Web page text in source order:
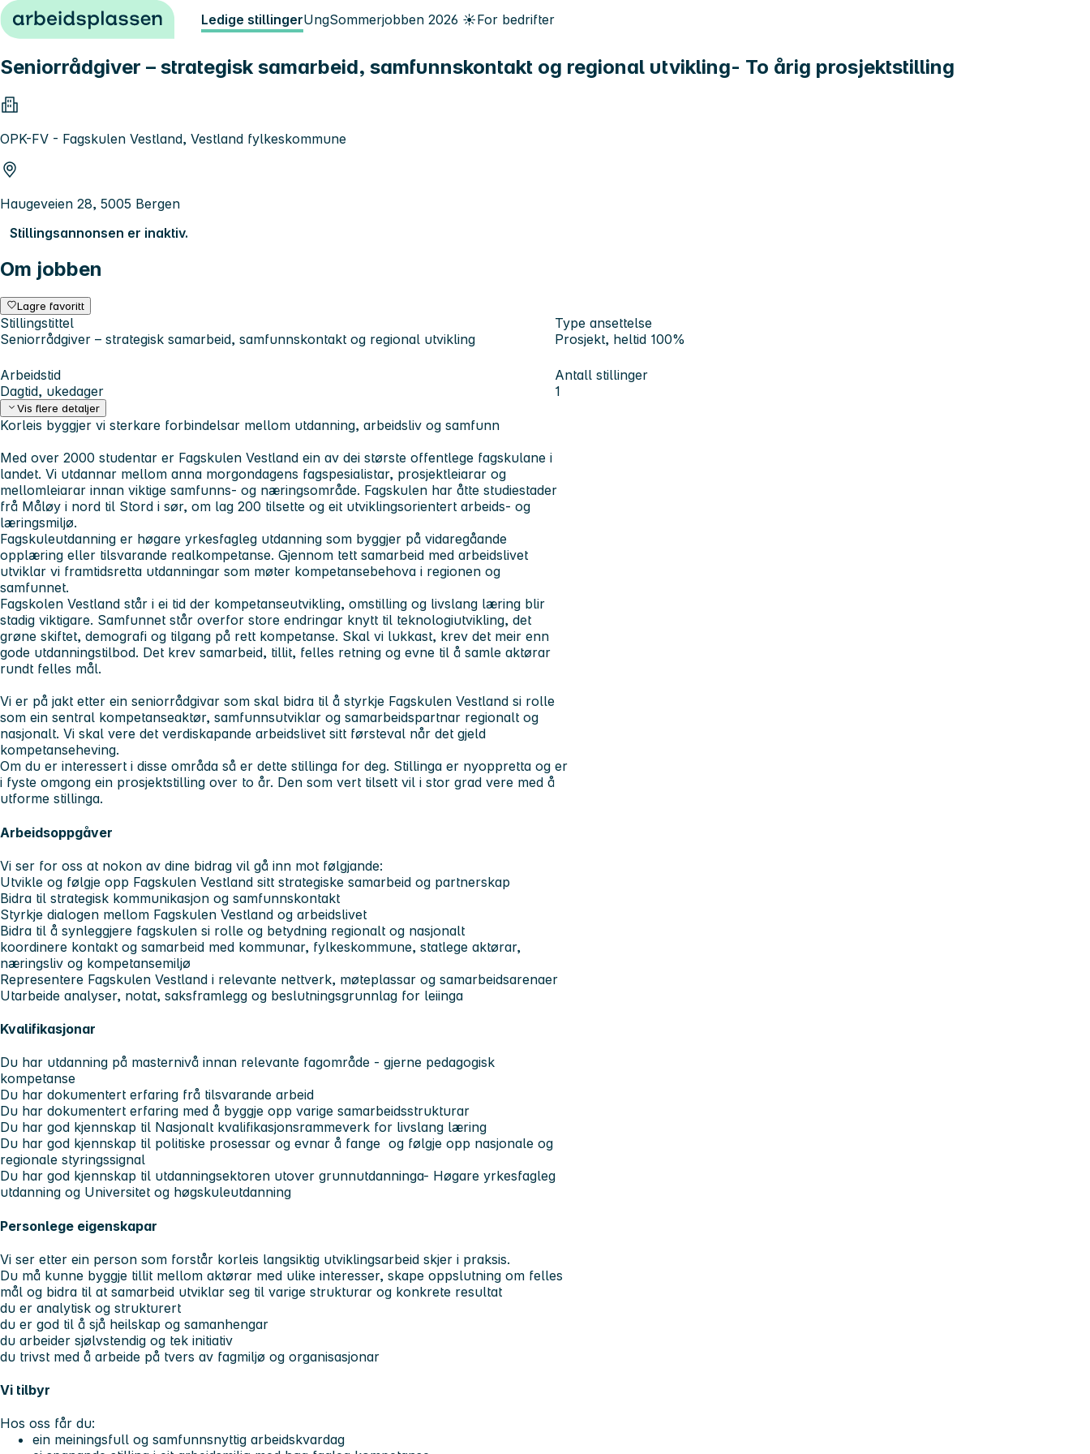
Hopp til innhold Ledige stillingerUngSommerjobben 2026 ☀️For bedrifter
Seniorrådgiver – strategisk samarbeid, samfunnskontakt og regional utvikling- To årig prosjektstilling
OPK-FV - Fagskulen Vestland, Vestland fylkeskommune
Haugeveien 28, 5005 Bergen
Stillingsannonsen er inaktiv.
Om jobben
Lagre favoritt
Stillingstittel
Seniorrådgiver – strategisk samarbeid, samfunnskontakt og regional utvikling
Type ansettelse
Prosjekt, heltid 100%
Arbeidstid
Dagtid, ukedager
Antall stillinger
1
Vis flere detaljer
Korleis byggjer vi sterkare forbindelsar mellom utdanning, arbeidsliv og samfunn
Med over 2000 studentar er Fagskulen Vestland ein av dei største offentlege fagskulane i
landet. Vi utdannar mellom anna morgondagens fagspesialistar, prosjektleiarar og
mellomleiarar innan viktige samfunns- og næringsområde. Fagskulen har åtte studiestader
frå Måløy i nord til Stord i sør, om lag 200 tilsette og eit utviklingsorientert arbeids- og
læringsmiljø.
Fagskuleutdanning er høgare yrkesfagleg utdanning som byggjer på vidaregåande
opplæring eller tilsvarande realkompetanse. Gjennom tett samarbeid med arbeidslivet
utviklar vi framtidsretta utdanningar som møter kompetansebehova i regionen og
samfunnet.
Fagskolen Vestland står i ei tid der kompetanseutvikling, omstilling og livslang læring blir
stadig viktigare. Samfunnet står overfor store endringar knytt til teknologiutvikling, det
grøne skiftet, demografi og tilgang på rett kompetanse. Skal vi lukkast, krev det meir enn
gode utdanningstilbod. Det krev samarbeid, tillit, felles retning og evne til å samle aktørar
rundt felles mål.
Vi er på jakt etter ein seniorrådgivar som skal bidra til å styrkje Fagskulen Vestland si rolle
som ein sentral kompetanseaktør, samfunnsutviklar og samarbeidspartnar regionalt og
nasjonalt. Vi skal vere det verdiskapande arbeidslivet sitt førsteval når det gjeld
kompetanseheving.
Om du er interessert i disse områda så er dette stillinga for deg. Stillinga er nyoppretta og er
i fyste omgong ein prosjektstilling over to år. Den som vert tilsett vil i stor grad vere med å
utforme stillinga.
Arbeidsoppgåver
Vi ser for oss at nokon av dine bidrag vil gå inn mot følgjande:
Utvikle og følgje opp Fagskulen Vestland sitt strategiske samarbeid og partnerskap
Bidra til strategisk kommunikasjon og samfunnskontakt
Styrkje dialogen mellom Fagskulen Vestland og arbeidslivet
Bidra til å synleggjere fagskulen si rolle og betydning regionalt og nasjonalt
koordinere kontakt og samarbeid med kommunar, fylkeskommune, statlege aktørar,
næringsliv og kompetansemiljø
Representere Fagskulen Vestland i relevante nettverk, møteplassar og samarbeidsarenaer
Utarbeide analyser, notat, saksframlegg og beslutningsgrunnlag for leiinga
Kvalifikasjonar
Du har utdanning på masternivå innan relevante fagområde - gjerne pedagogisk
kompetanse
Du har dokumentert erfaring frå tilsvarande arbeid
Du har dokumentert erfaring med å byggje opp varige samarbeidsstrukturar
Du har god kjennskap til Nasjonalt kvalifikasjonsrammeverk for livslang læring
Du har god kjennskap til politiske prosessar og evnar å fange og følgje opp nasjonale og
regionale styringssignal
Du har god kjennskap til utdanningsektoren utover grunnutdanninga- Høgare yrkesfagleg
utdanning og Universitet og høgskuleutdanning
Personlege eigenskapar
Vi ser etter ein person som forstår korleis langsiktig utviklingsarbeid skjer i praksis.
Du må kunne byggje tillit mellom aktørar med ulike interesser, skape oppslutning om felles
mål og bidra til at samarbeid utviklar seg til varige strukturar og konkrete resultat
du er analytisk og strukturert
du er god til å sjå heilskap og samanhengar
du arbeider sjølvstendig og tek initiativ
du trivst med å arbeide på tvers av fagmiljø og organisasjonar
Vi tilbyr
Hos oss får du:
ein meiningsfull og samfunnsnyttig arbeidskvardag